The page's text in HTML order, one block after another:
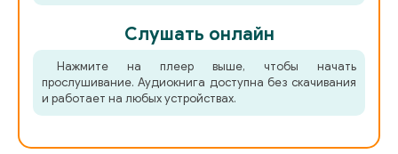
0061
0062
Слушать онлайн
Нажмите на плеер выше, чтобы начать
прослушивание. Аудиокнига доступна без скачивания
и работает на любых устройствах.